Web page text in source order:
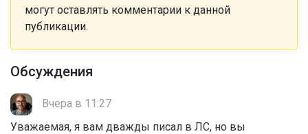
могут оставлять комментарии к данной
публикации.
Обсуждения
Вчера в 11:27
Уважаемая, я вам дважды писал в ЛС, но вы